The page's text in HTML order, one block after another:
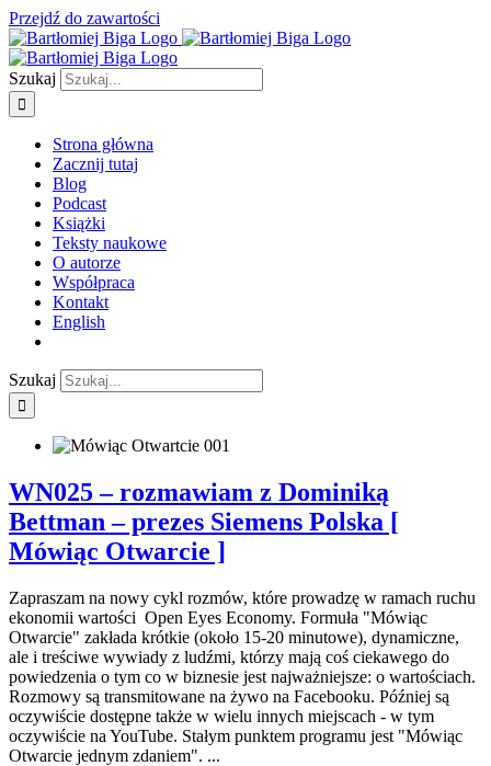
Przejdź do zawartości
Szukaj
Strona główna
Zacznij tutaj
Blog
Podcast
Książki
Teksty naukowe
O autorze
Współpraca
Kontakt
English
Szukaj
WN025 – rozmawiam z Dominiką
Bettman – prezes Siemens Polska [
Mówiąc Otwarcie ]
Zapraszam na nowy cykl rozmów, które prowadzę w ramach ruchu
ekonomii wartości Open Eyes Economy. Formuła "Mówiąc
Otwarcie" zakłada krótkie (około 15-20 minutowe), dynamiczne,
ale i treściwe wywiady z ludźmi, którzy mają coś ciekawego do
powiedzenia o tym co w biznesie jest najważniejsze: o wartościach.
Rozmowy są transmitowane na żywo na Facebooku. Później są
oczywiście dostępne także w wielu innych miejscach - w tym
oczywiście na YouTube. Stałym punktem programu jest "Mówiąc
Otwarcie jednym zdaniem". ...